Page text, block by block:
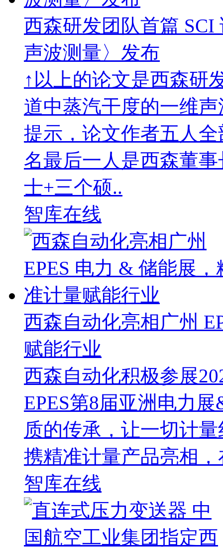
西森研发团队首篇
声波测量〉发布
↑以上的论文是西森研
道中蒸汽干度的一维
提示，论文作者五人
名最后一人是西森董
士+三个硕..
智库在线
西森自动化亮相广州
赋能行业
西森自动化积极参展
EPES第8届亚洲电力
质的传承，让一切计
携精准计量产品亮相
智库在线